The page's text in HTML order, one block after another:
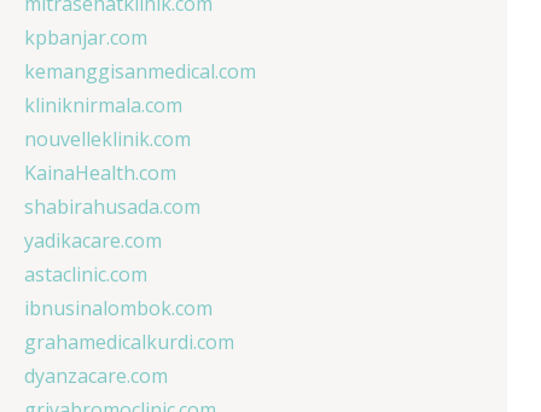
kpbanjar.com
kemanggisanmedical.com
kliniknirmala.com
nouvelleklinik.com
KainaHealth.com
shabirahusada.com
yadikacare.com
astaclinic.com
ibnusinalombok.com
grahamedicalkurdi.com
dyanzacare.com